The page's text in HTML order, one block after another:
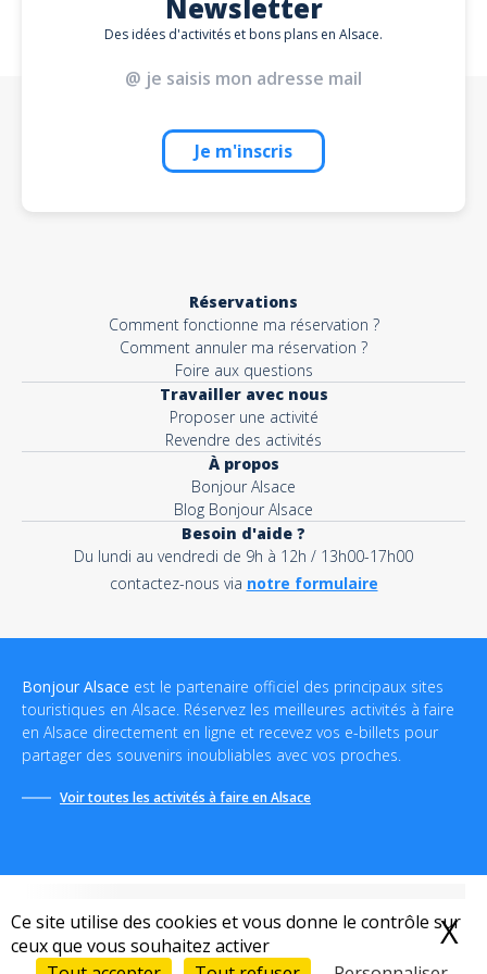
Ce site utilise des cookies et vous donne le contrôle sur
ceux que vous souhaitez activer
X
Newsletter
Des idées d'activités et bons plans en Alsace.
Je m'inscris
Réservations
Comment fonctionne ma réservation ?
Comment annuler ma réservation ?
Foire aux questions
Travailler avec nous
Proposer une activité
Revendre des activités
À propos
Bonjour Alsace
Blog Bonjour Alsace
Besoin d'aide ?
Du lundi au vendredi de 9h à 12h / 13h00-17h00
contactez-nous via notre formulaire
Bonjour Alsace est le partenaire officiel des principaux sites
touristiques en Alsace. Réservez les meilleures activités à faire
en Alsace directement en ligne et recevez vos e-billets pour
partager des souvenirs inoubliables avec vos proches.
Voir toutes les activités à faire en Alsace
Conditions générales de vente-Politique de confidentialité-
Mentions légales-Destination Bonjour-Sitemap